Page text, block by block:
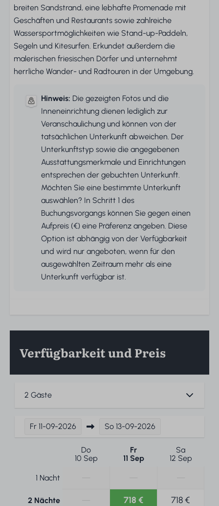
breiten Sandstrand, eine lebhafte Promenade mit
Geschäften und Restaurants sowie zahlreiche
Wassersportmöglichkeiten wie Stand-up-Paddeln,
Segeln und Kitesurfen. Erkundet außerdem die
malerischen friesischen Dörfer und unternehmt
herrliche Wander- und Radtouren in der Umgebung.
Hinweis: Die gezeigten Fotos und die
Inneneinrichtung dienen lediglich zur
Veranschaulichung und können von der
tatsächlichen Unterkunft abweichen. Der
Unterkunftstyp sowie die angegebenen
Ausstattungsmerkmale und Einrichtungen
entsprechen der gebuchten Unterkunft.
Möchten Sie eine bestimmte Unterkunft
auswählen? In Schritt 1 des
Buchungsvorgangs können Sie gegen einen
Aufpreis (€) eine Präferenz angeben. Diese
Option ist abhängig von der Verfügbarkeit
und wird nur angeboten, wenn für den
ausgewählten Zeitraum mehr als eine
Unterkunft verfügbar ist.
Verfügbarkeit und Preis
2 Gäste
Fr 11-09-2026 So 13-09-2026
Do
10 Sep
Fr
11 Sep
Sa
12 Sep
1 Nacht
2 Nächte 718 € 718 €